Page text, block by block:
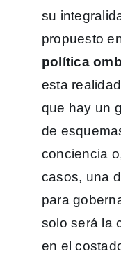
su
propuesto
política
esta
que hay un
de
conciencia
casos, una
para
solo será la
en el